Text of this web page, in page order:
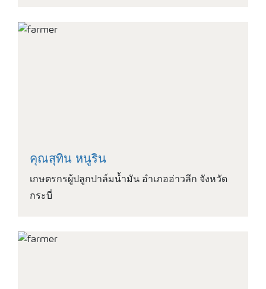
คุณสุทิน หนูริน
เกษตรกรผู้ปลูกปาล์มน้ำมัน อำเภออ่าวลึก จังหวัด
กระบี่